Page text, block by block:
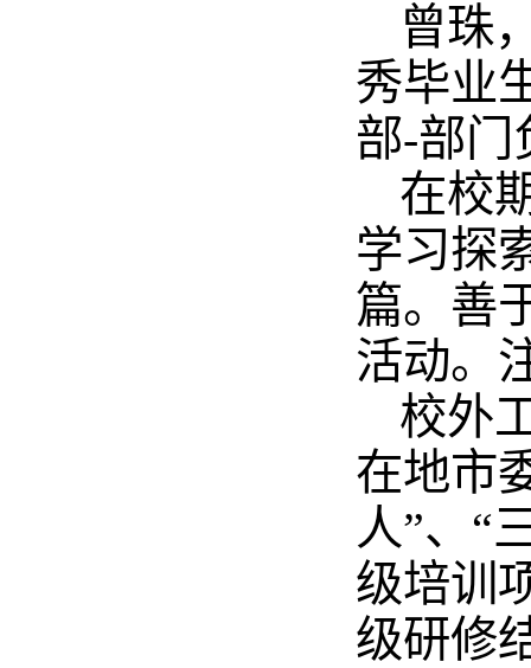
曾珠
秀毕业
部-部门
在校
学习探
篇。善
活动。
校外
在地市
人”、“
级培训
级研修